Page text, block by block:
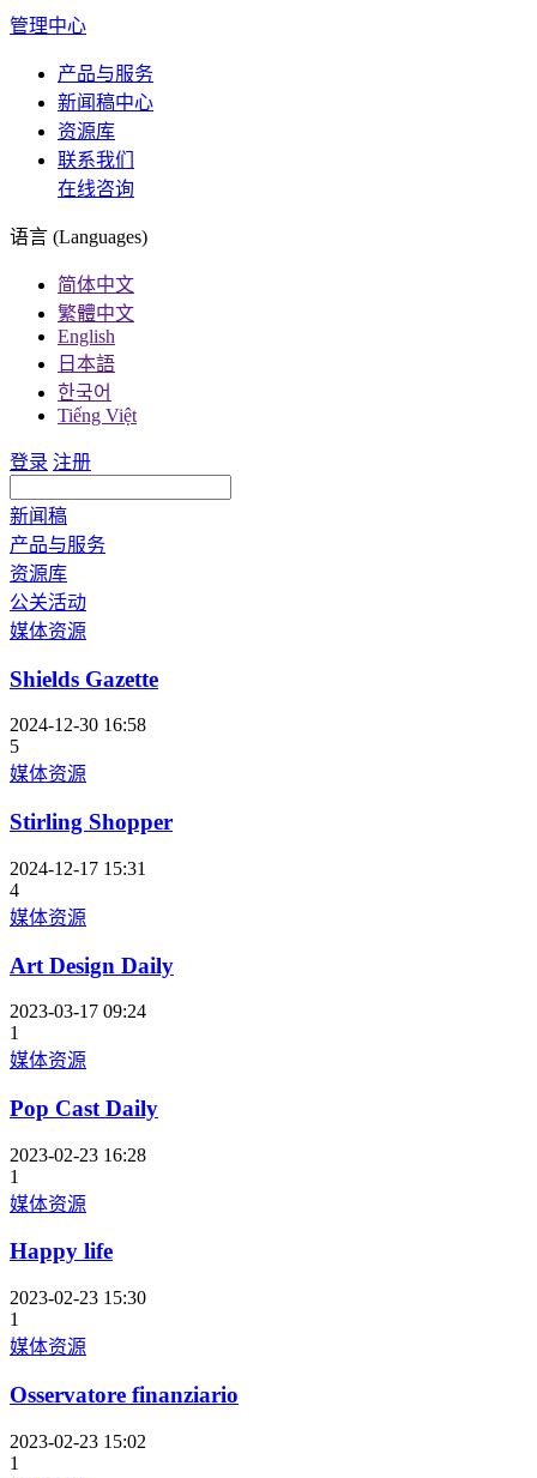
管理中心
产品与服务
新闻稿中心
资源库
联系我们
在线咨询
语言 (Languages)
简体中文
繁體中文
English
日本語
한국어
Tiếng Việt
登录 注册
新闻稿
产品与服务
资源库
公关活动
媒体资源
Shields Gazette
2024-12-30 16:58
5
媒体资源
Stirling Shopper
2024-12-17 15:31
4
媒体资源
Art Design Daily
2023-03-17 09:24
1
媒体资源
Pop Cast Daily
2023-02-23 16:28
1
媒体资源
Happy life
2023-02-23 15:30
1
媒体资源
Osservatore finanziario
2023-02-23 15:02
1